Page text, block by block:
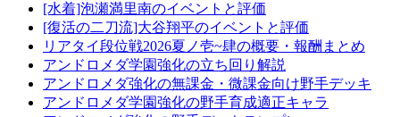
[水着]泡瀬満里南のイベントと評価
[復活の二刀流]大谷翔平のイベントと評価
リアタイ段位戦2026夏ノ壱~肆の概要・報酬まとめ
アンドロメダ学園強化の立ち回り解説
アンドロメダ強化の無課金・微課金向け野手デッキ
アンドロメダ学園強化の野手育成適正キャラ